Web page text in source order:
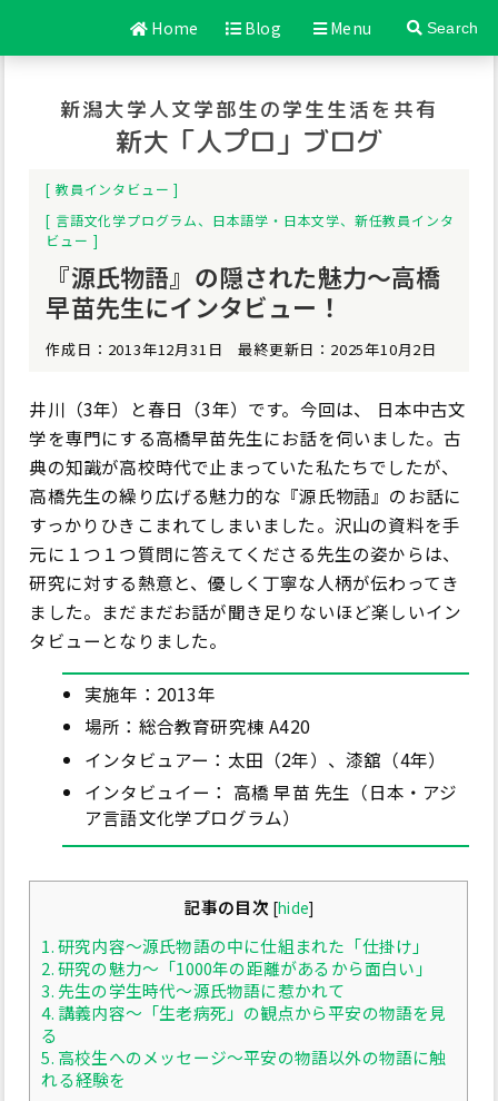
Home Blog Menu Search
新潟大学人文学部生の学生生活を共有
新大「人プロ」ブログ
教員インタビュー
言語文化学プログラム、 日本語学・日本文学、 新任教員インタ
ビュー
『源氏物語』の隠された魅力～高橋
早苗先生にインタビュー！
作成日：2013年12月31日 最終更新日：2025年10月2日
井川（3年）と春日（3年）です。今回は、 日本中古文
学を専門にする高橋早苗先生にお話を伺いました。古
典の知識が高校時代で止まっていた私たちでしたが、
高橋先生の繰り広げる魅力的な『源氏物語』のお話に
すっかりひきこまれてしまいました。沢山の資料を手
元に１つ１つ質問に答えてくださる先生の姿からは、
研究に対する熱意と、優しく丁寧な人柄が伝わってき
ました。まだまだお話が聞き足りないほど楽しいイン
タビューとなりました。
実施年：2013年
場所：総合教育研究棟 A420
インタビュアー：太田（2年）、漆舘（4年）
インタビュイー： 高橋 早苗 先生（日本・アジ
ア言語文化学プログラム）
記事の目次 [hide]
1.研究内容～源氏物語の中に仕組まれた「仕掛け」
2.研究の魅力～「1000年の距離があるから面白い」
3. 先生の学生時代～源氏物語に惹かれて
4. 講義内容～「生老病死」の観点から平安の物語を見
る
5. 高校生へのメッセージ～平安の物語以外の物語に触
れる経験を